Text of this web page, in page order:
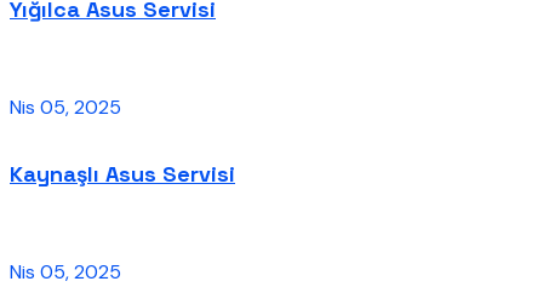
Yığılca Asus Servisi
Nis 05, 2025
Kaynaşlı Asus Servisi
Nis 05, 2025